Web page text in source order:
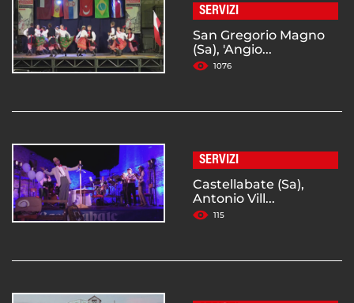
SERVIZI
San Gregorio Magno
(Sa), 'Angio...
1076
SERVIZI
Castellabate (Sa),
Antonio Vill...
115